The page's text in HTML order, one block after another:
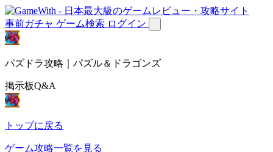
事前ガチャ ゲーム検索 ログイン
パズドラ攻略｜パズル＆ドラゴンズ
掲示板Q&A
トップに戻る
ゲーム攻略一覧を見る